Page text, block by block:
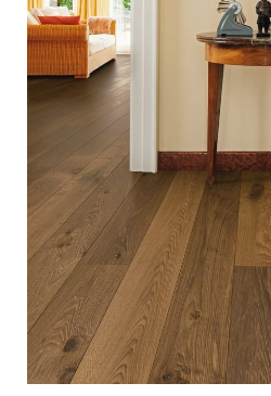
强化地板 | LAMINATE
迪雅诺地板 |DISANO
软木地板 | CORK FLOOR
体育地板 | SPORTS FLOOR
室内装饰面板 | STAIRS &
汉诺辅料 | ACCESSORIES
关于汉诺
企业价值观 | OUR VALUES